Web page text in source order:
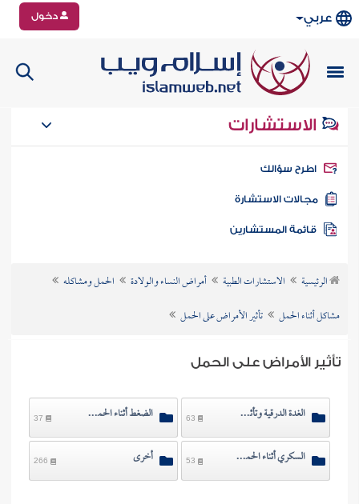
عربي دخول
الاستشارات
سؤالك
الاستشارة
الرئيسية الاستشارات الطبية أمراض النساء والولادة
الحمل ومشاكله
مشاكل أثناء الحمل
تأثير الأمراض على الحمل
تأثير الأمراض على الحمل
الغدة الدرقية وتأثيرها على الحمل الضغط أثناء الحمل وتأثيراته 37
السكري أثناء الحمل وتأثيراته أخرى 266